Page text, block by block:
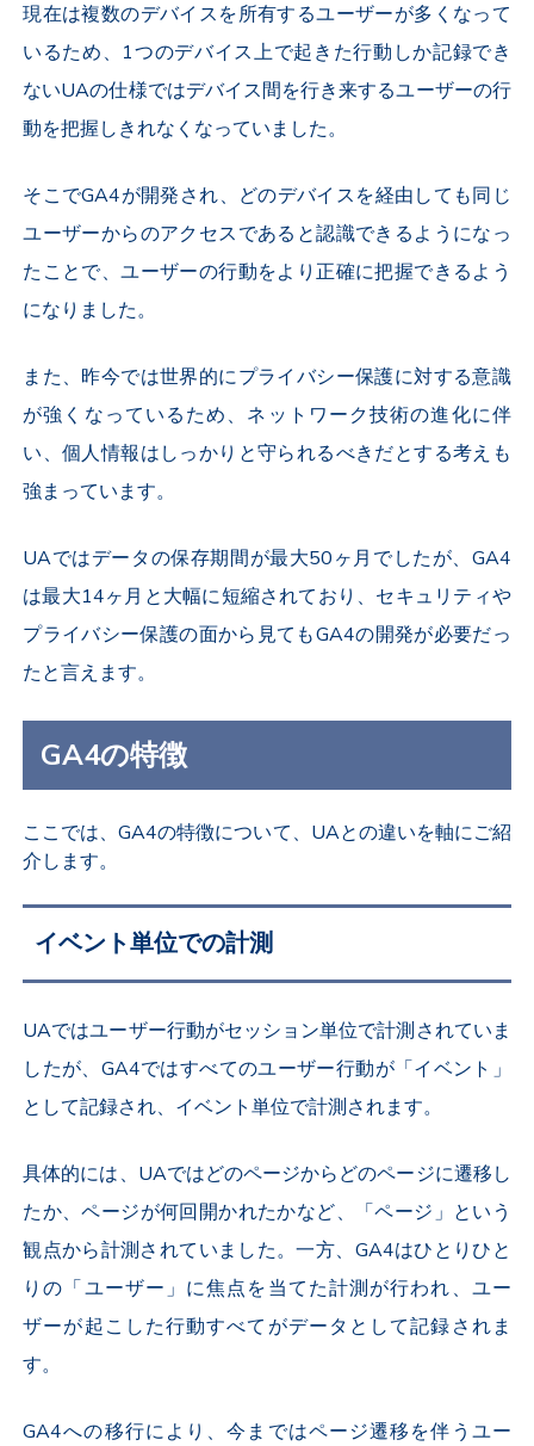
現在は複数のデバイスを所有するユーザーが多くなって
いるため、1つのデバイス上で起きた行動しか記録でき
ないUAの仕様ではデバイス間を行き来するユーザーの行
動を把握しきれなくなっていました。
そこでGA4が開発され、どのデバイスを経由しても同じ
ユーザーからのアクセスであると認識できるようになっ
たことで、ユーザーの行動をより正確に把握できるよう
になりました。
また、昨今では世界的にプライバシー保護に対する意識
が強くなっているため、ネットワーク技術の進化に伴
い、個人情報はしっかりと守られるべきだとする考えも
強まっています。
UAではデータの保存期間が最大50ヶ月でしたが、GA4
は最大14ヶ月と大幅に短縮されており、セキュリティや
プライバシー保護の面から見てもGA4の開発が必要だっ
たと言えます。
GA4の特徴
ここでは、GA4の特徴について、UAとの違いを軸にご紹
介します。
イベント単位での計測
UAではユーザー行動がセッション単位で計測されていま
したが、GA4ではすべてのユーザー行動が「イベント」
として記録され、イベント単位で計測されます。
具体的には、UAではどのページからどのページに遷移し
たか、ページが何回開かれたかなど、「ページ」という
観点から計測されていました。一方、GA4はひとりひと
りの「ユーザー」に焦点を当てた計測が行われ、ユー
ザーが起こした行動すべてがデータとして記録されま
す。
GA4への移行により、今まではページ遷移を伴うユー